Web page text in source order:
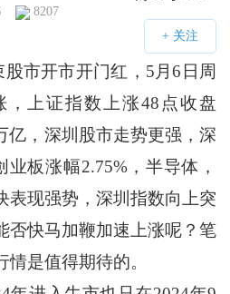
8207
开市开门红，5月6日周
，上证指数上涨48点收盘
亿，深圳股市走势更强，深
板涨幅2.75%，半导体，
表现强势，深圳指数向上突
否快马加鞭加速上涨呢？笔
是值得期待的。